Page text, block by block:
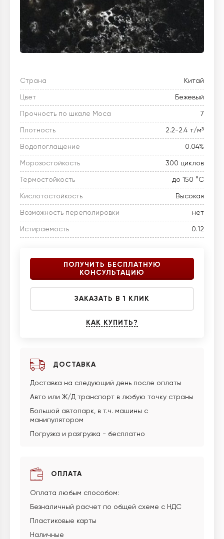
Страна Китай
Цвет Бежевый
Прочность по шкале Моса 7
Плотность 2.2-2.4 т/м³
Водопоглащение 0.04%
Морозостойкость 300 циклов
Термостойкость до 150 °C
Кислотостойкость Высокая
Возможность переполировки нет
Истираемость 0.12
ПОЛУЧИТЬ БЕСПЛАТНУЮ
КОНСУЛЬТАЦИЮ
ЗАКАЗАТЬ В 1 КЛИК
КАК КУПИТЬ?
ДОСТАВКА
Доставка на следующий день после оплаты
Авто или Ж/Д транспорт в любую точку страны
Большой автопарк, в т.ч. машины с
манипулятором
Погрузка и разгрузка - бесплатно
ОПЛАТА
Оплата любым способом:
Безналичный расчет по общей схеме с НДС
Пластиковые карты
Наличные